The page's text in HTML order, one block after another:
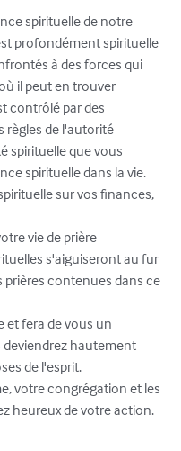
spirituelle de notre
profondément spirituelle
à des forces qui
il peut en trouver
contrôlé par des
règles de l'autorité
spirituelle que vous
spirituelle dans la vie.
sur vos finances,
vie de prière
s'aiguiseront au fur
prières contenues dans ce
et fera de vous un
deviendrez hautement
de l'esprit.
votre congrégation et les
heureux de votre action.